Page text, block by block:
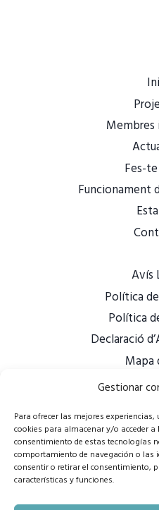
Gestionar
Para ofrecer las mejores
cookies para almacenar y/o acceder
consentimiento de estas tecnologías
comportamiento de navegación o las
consentir o retirar el consentimiento,
características y funciones.
Membres
Fes-
Funcionament
Avís
Política
Política
Declaració
Mapa